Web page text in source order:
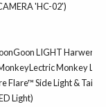
'HC-02')
LIGHT Harwer
Monkey
Flare™ Side Light & Tail
Light)